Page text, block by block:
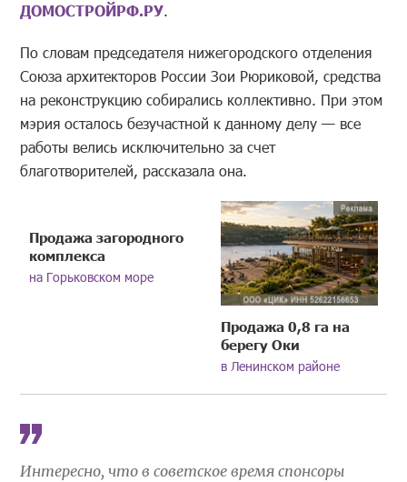
ДОМОСТРОЙРФ.РУ.
По словам председателя нижегородского отделения
Союза архитекторов России Зои Рюриковой, средства
на реконструкцию собирались коллективно. При этом
мэрия осталось безучастной к данному делу — все
работы велись исключительно за счет
благотворителей, рассказала она.
Продажа загородного
комплекса
на Горьковском море
Продажа 0,8 га на
берегу Оки
в Ленинском районе
Интересно, что в советское время спонсоры